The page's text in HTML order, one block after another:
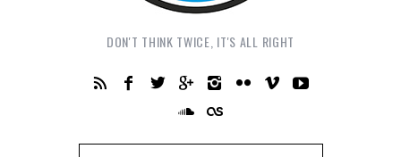
DON'T THINK TWICE, IT'S ALL RIGHT